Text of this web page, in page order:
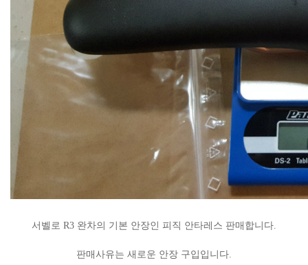
서벨로 R3 완차의 기본 안장인 피직 안타레스 판매합니다.
판매사유는 새로운 안장 구입입니다.